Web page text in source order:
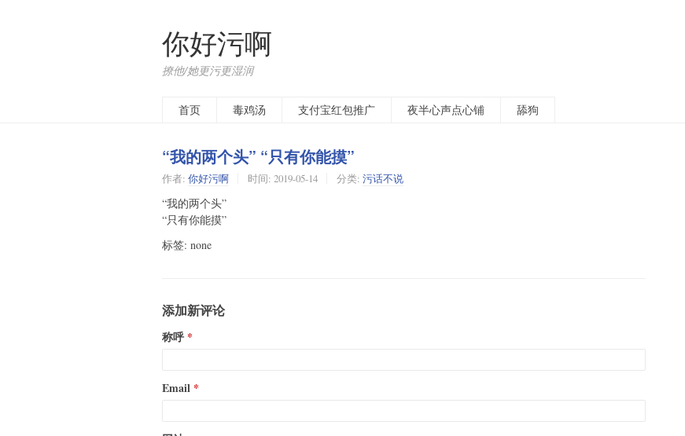
你好污啊
撩他/她更污更湿润
首页
毒鸡汤 支付宝红包推广 夜半心声点心铺 舔狗
“我的两个头” “只有你能摸”
作者: 你好污啊 时间: 2019-05-14 分类: 污话不说
“我的两个头”
“只有你能摸”
标签: none
添加新评论
称呼
Email